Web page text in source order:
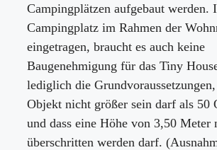
Campingplätzen aufgebaut werden.
Campingplatz im Rahmen der
eingetragen, braucht es auch keine
Baugenehmigung für das Tiny
lediglich die Grundvoraussetzungen,
Objekt nicht größer sein darf als 50
und dass eine Höhe von 3,50 Meter
überschritten werden darf.